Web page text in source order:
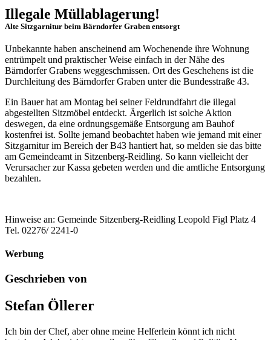
Illegale Müllablagerung!
Alte Sitzgarnitur beim Bärndorfer Graben entsorgt
Unbekannte haben anscheinend am Wochenende ihre Wohnung
entrümpelt und praktischer Weise einfach in der Nähe des
Bärndorfer Grabens weggeschmissen. Ort des Geschehens ist die
Durchleitung des Bärndorfer Graben unter die Bundesstraße 43.
Ein Bauer hat am Montag bei seiner Feldrundfahrt die illegal
abgestellten Sitzmöbel entdeckt. Ärgerlich ist solche Aktion
deswegen, da eine ordnungsgemäße Entsorgung am Bauhof
kostenfrei ist. Sollte jemand beobachtet haben wie jemand mit einer
Sitzgarnitur im Bereich der B43 hantiert hat, so melden sie das bitte
am Gemeindeamt in Sitzenberg-Reidling. So kann vielleicht der
Verursacher zur Kassa gebeten werden und die amtliche Entsorgung
bezahlen.
Hinweise an: Gemeinde Sitzenberg-Reidling Leopold Figl Platz 4
Tel. 02276/ 2241-0
Werbung
Geschrieben von
Stefan Öllerer
Ich bin der Chef, aber ohne meine Helferlein könnt ich nicht